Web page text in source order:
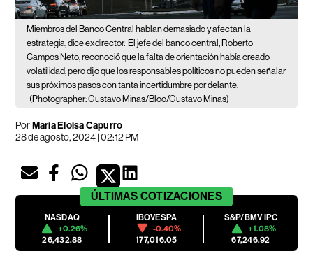
Miembros del Banco Central hablan demasiado y afectan la
estrategia, dice exdirector. El jefe del banco central, Roberto
Campos Neto, reconoció que la falta de orientación había creado
volatilidad, pero dijo que los responsables políticos no pueden señalar
sus próximos pasos con tanta incertidumbre por delante.
(Photographer: Gustavo Minas/Bloo/Gustavo Minas)
PorMaria Eloisa Capurro
28 de agosto, 2024 | 02:12 PM
ÚLTIMAS COTIZACIONES
NASDAQ
+0.26%
26,432.88
IBOVESPA
-0.40%
177,016.05
S&P/BMV IPC
+1.08%
67,246.92